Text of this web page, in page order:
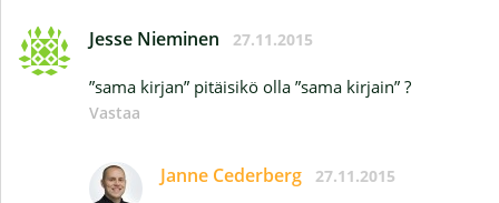
Jesse Nieminen 27.11.2015
”sama kirjan” pitäisikö olla ”sama kirjain” ?
Vastaa
Janne Cederberg 27.11.2015